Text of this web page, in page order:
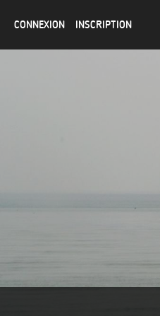
CONNEXION INSCRIPTION